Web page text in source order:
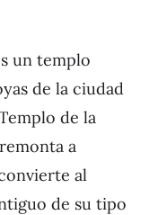
un templo
de la ciudad
de la
a
al
de su tipo